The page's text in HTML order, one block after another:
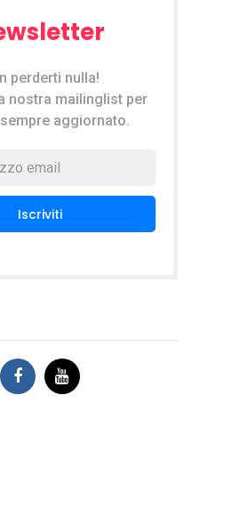
perderti nulla!
nostra mailinglist per
aggiornato.